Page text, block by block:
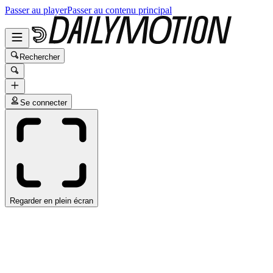
Passer au playerPasser au contenu principal
Rechercher
Se connecter
Regarder en plein écran